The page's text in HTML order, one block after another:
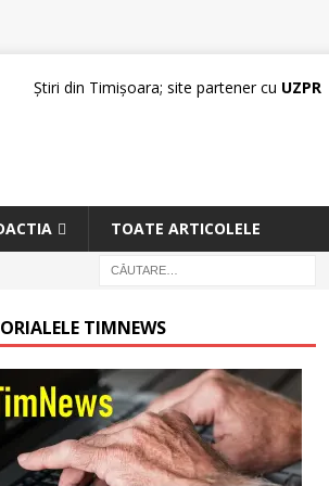
Știri din Timișoara; site partener cu UZPR
TOATE ARTICOLELE
TIMNEWS